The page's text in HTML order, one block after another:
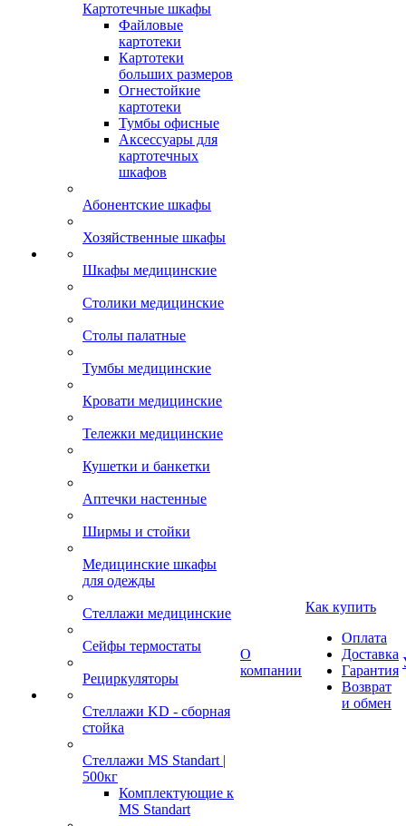
Картотечные шкафы
Файловые
картотеки
Картотеки
больших размеров
Огнестойкие
картотеки
Тумбы офисные
Аксессуары для
картотечных
шкафов
Абонентские шкафы
Хозяйственные шкафы
Шкафы медицинские
Столики медицинские
Столы палатные
Тумбы медицинские
Кровати медицинские
Тележки медицинские
Кушетки и банкетки
Аптечки настенные
Ширмы и стойки
Медицинские шкафы
для одежды
Стеллажи медицинские
Сейфы термостаты
Рециркуляторы
Стеллажи KD - сборная
стойка
Стеллажи MS Standart |
500кг
Комплектующие к
MS Standart
О
компании
Как купить
Оплата
Доставка
Гарантия
Возврат
и обмен